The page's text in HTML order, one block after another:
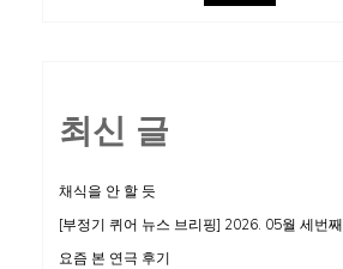
최신 글
채식을 안 할 듯
[부정기 퀴어 뉴스 브리핑] 2026. 05월 세번째
요즘 본 연극 후기